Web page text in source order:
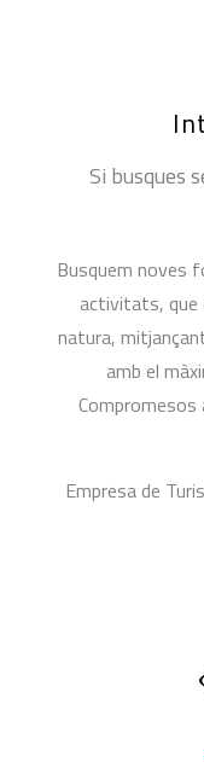
Si busques
Busquem noves
activitats, que
natura,
amb el
Compromesos
Empresa de